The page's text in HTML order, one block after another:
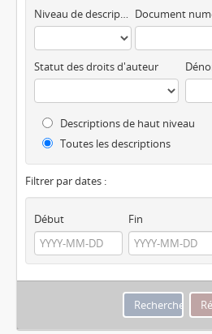
Niveau de description
Statut des droits d'auteur
Descriptions de haut niveau
Toutes les descriptions
Filtrer par dates :
Début Fin